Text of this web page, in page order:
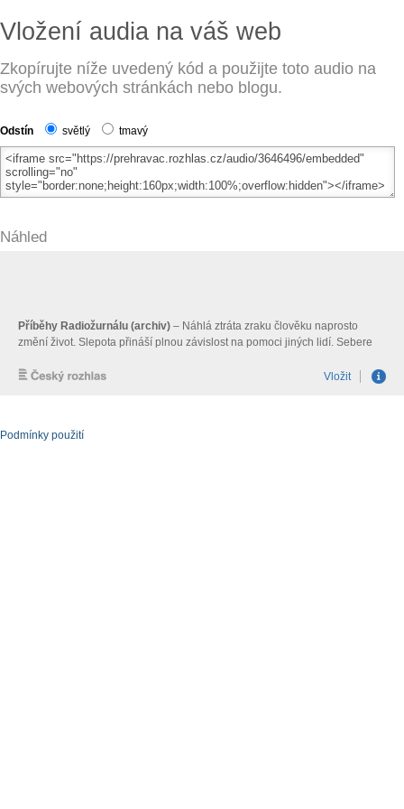
Vložení audia na váš web
Zkopírujte níže uvedený kód a použijte toto audio na
svých webových stránkách nebo blogu.
Odstín světlý tmavý
Náhled
Podmínky použití